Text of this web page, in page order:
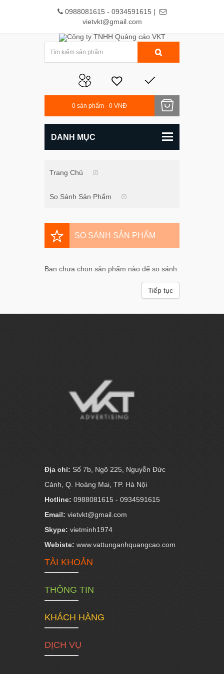
0988081615 - 0934591615 |
vietvkt@gmail.com
0 sản phẩm - 0 VNĐ
DANH MỤC
Trang Chủ
So Sánh Sản Phẩm
SO SÁNH SẢN PHẨM
Bạn chưa chọn sản phẩm nào để so sánh.
Tiếp tục
Địa chỉ: Số 7b, Ngõ 225, Nguyễn Đức
Cảnh, Q. Hoàng Mai, TP. Hà Nội
Hotline: 0988081615 - 0934591615
Email: vietvkt@gmail.com
Skype: vietminh1974
Webiste: www.vattunganhquangcao.com
TÀI KHOẢN
THÔNG TIN
KHÁCH HÀNG
DỊCH VỤ